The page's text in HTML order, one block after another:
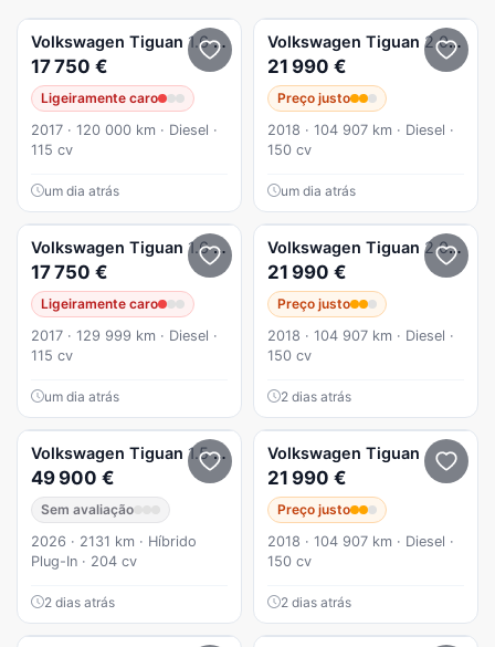
Volkswagen Tiguan 1.6 TDI Confortline
17 750 €
Ligeiramente caro
2017 · 120 000 km · Diesel ·
115 cv
um dia atrás
Volkswagen Tiguan 2.0 TDI SCR (BlueMotion ) Sound
21 990 €
Preço justo
2018 · 104 907 km · Diesel ·
150 cv
um dia atrás
Volkswagen Tiguan 1.6 tdi confortline
17 750 €
Ligeiramente caro
2017 · 129 999 km · Diesel ·
115 cv
um dia atrás
Volkswagen Tiguan 2.0 TDI SCR (BlueMotion ) Sound
21 990 €
Preço justo
2018 · 104 907 km · Diesel ·
150 cv
2 dias atrás
Volkswagen Tiguan 1.5 TSI eHybrid R-Line DSG
49 900 €
Sem avaliação
2026 · 2131 km · Híbrido
Plug-In · 204 cv
2 dias atrás
Volkswagen Tiguan
21 990 €
Preço justo
2018 · 104 907 km · Diesel ·
150 cv
2 dias atrás